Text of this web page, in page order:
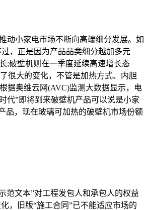
动小家电市场不断向高端细分发展。如
，正是因为产品品类细分越加多元
;破壁机则在一季度延续高速增长态
很大的变化，不管是加热方式、内胆
据奥维云网(AVC)监测大数据显示，电
代”即将到来破壁机产品可以说是小家
品，现在玻璃可加热的破壁机市场份额
范文本”对工程发包人和承包人的权益
，旧版“施工合同”已不能适应市场的